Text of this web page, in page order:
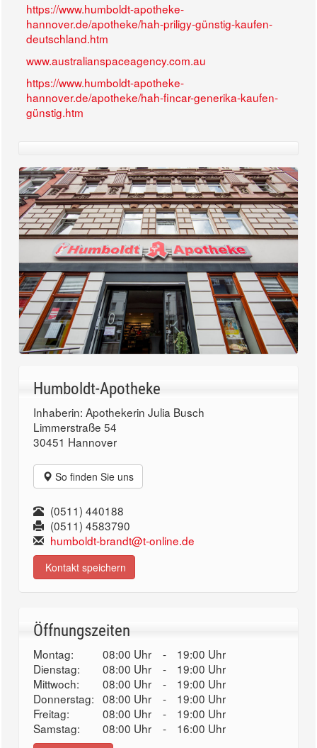
https://www.humboldt-apotheke-
hannover.de/apotheke/hah-priligy-günstig-kaufen-
deutschland.htm
www.australianspaceagency.com.au
https://www.humboldt-apotheke-
hannover.de/apotheke/hah-fincar-generika-kaufen-
günstig.htm
Humboldt-Apotheke
Inhaberin: Apothekerin Julia Busch
Limmerstraße 54
30451 Hannover
So finden Sie uns
(0511) 440188
(0511) 4583790
humboldt-brandt@t-online.de
Kontakt speichern
Öffnungszeiten
Montag: 08:00 Uhr -
19:00 Uhr
Dienstag:
08:00 Uhr -
19:00 Uhr
Mittwoch:
08:00 Uhr -
19:00 Uhr
Donnerstag: 08:00 Uhr -
19:00 Uhr
Freitag:
08:00 Uhr -
19:00 Uhr
Samstag:
08:00 Uhr - 16:00 Uhr